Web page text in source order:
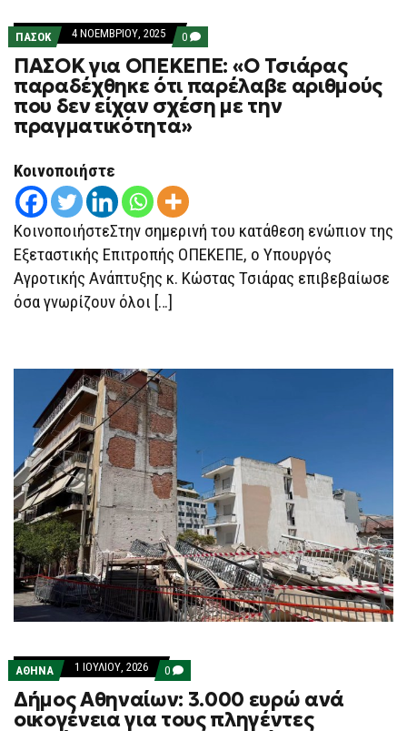
ΠΑΣΟΚ 4 ΝΟΕΜΒΡΊΟΥ, 2025 0 COMMENTS
ON
ΠΑΣΟΚ
ΓΙΑ
ΟΠΕΚΕΠΕ:
«Ο
ΤΣΙΆΡΑΣ
ΠΑΡΑΔΈΧΘΗΚΕ
ΣΧΈΣΗ
ΜΕ
ΤΗΝ
ΠΡΑΓΜΑΤΙΚΌΤΗΤΑ»
ΠΑΣΟΚ για ΟΠΕΚΕΠΕ: «Ο Τσιάρας
παραδέχθηκε ότι παρέλαβε αριθμούς
που δεν είχαν σχέση με την
πραγματικότητα»
Κοινοποιήστε
ΚοινοποιήστεΣτην σημερινή του κατάθεση ενώπιον της
Εξεταστικής Επιτροπής ΟΠΕΚΕΠΕ, ο Υπουργός
Αγροτικής Ανάπτυξης κ. Κώστας Τσιάρας επιβεβαίωσε
όσα γνωρίζουν όλοι […]
ΑΘΗΝΑ 1 ΙΟΥΛΊΟΥ, 2026 0 COMMENTS
ON
ΔΉΜΟΣ
ΑΘΗΝΑΊΩΝ:
3.000
Δήμος Αθηναίων: 3.000 ευρώ ανά
οικογένεια για τους πληγέντες